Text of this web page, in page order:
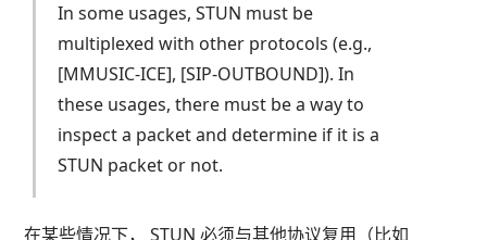
In some usages, STUN must be
multiplexed with other protocols (e.g.,
[MMUSIC-ICE], [SIP-OUTBOUND]). In
these usages, there must be a way to
inspect a packet and determine if it is a
STUN packet or not.
在某些情况下， STUN 必须与其他协议复用（比如